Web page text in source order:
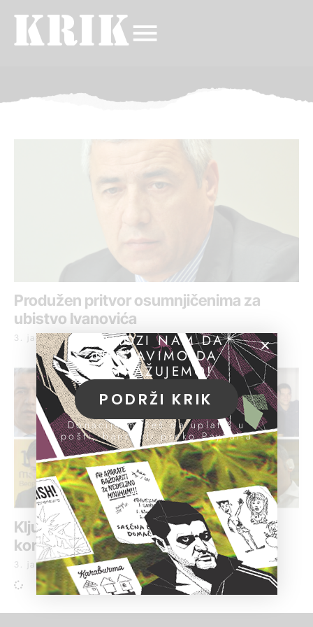
Produžen pritvor osumnjičenima za
ubistvo Ivanovića
3. januar 2019.
Ključni događaji u vezi sa kriminalom i
korupcijom u 2018.
3. januar 2019.
POMOZI NAM DA
NASTAVIMO DA
ISTRAŽUJEMO!
PODRŽI KRIK
Donacije možeš da uplatiš u
pošti, banci ili preko PayPal-a